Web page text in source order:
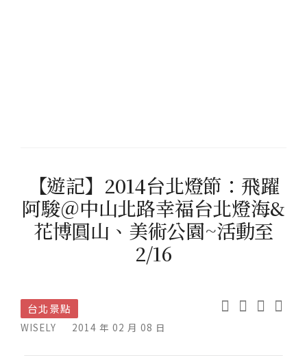
【遊記】2014台北燈節：飛躍
阿駿＠中山北路幸福台北燈海&
花博圓山、美術公園~活動至
2/16
台北景點
WISELY 2014 年 02 月 08 日